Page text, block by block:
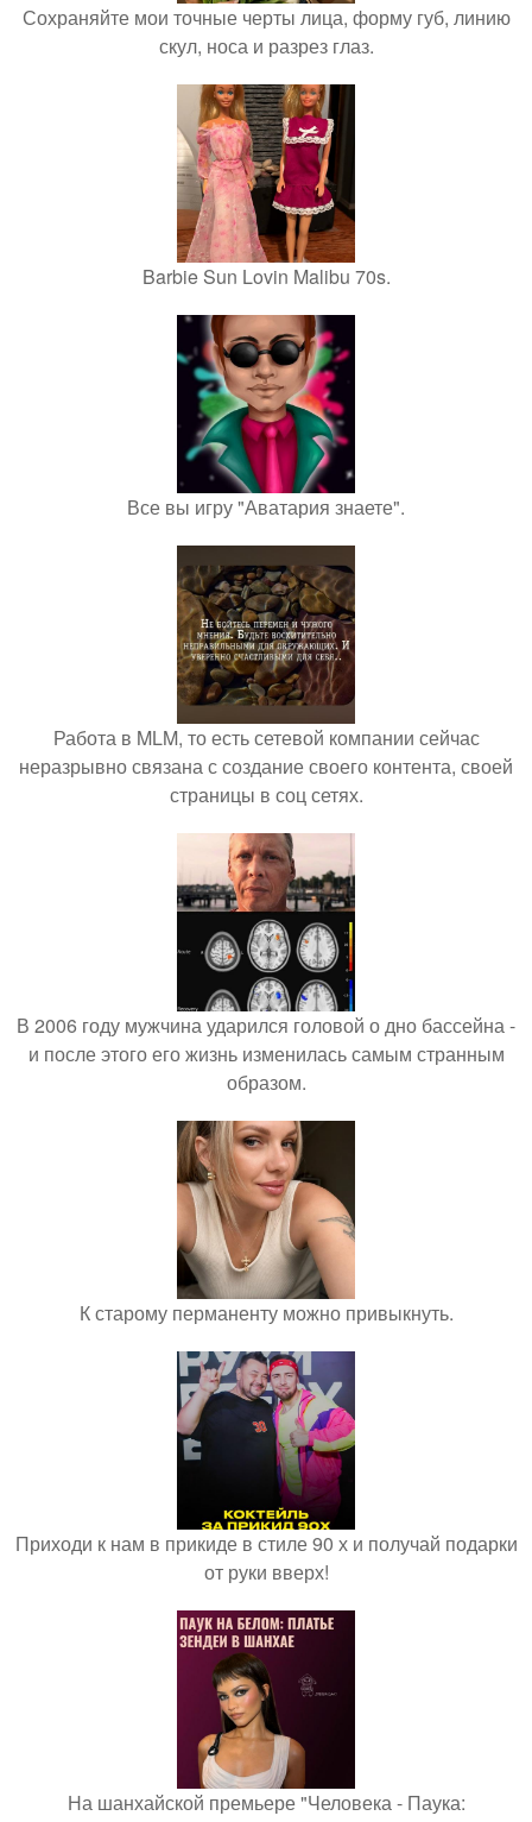
Сохраняйте мои точные черты лица, форму губ, линию
скул, носа и разрез глаз.
Barbie Sun Lovin Malibu 70s.
Все вы игру "Аватария знаете".
Работа в MLM, то есть сетевой компании сейчас
неразрывно связана с создание своего контента, своей
страницы в соц сетях.
В 2006 году мужчина ударился головой о дно бассейна -
и после этого его жизнь изменилась самым странным
образом.
К старому перманенту можно привыкнуть.
Приходи к нам в прикиде в стиле 90 х и получай подарки
от руки вверх!
На шанхайской премьере "Человека - Паука: